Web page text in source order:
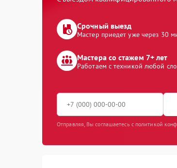
Срочный выезд
Мастер приедет уже через 30
Мастера со стажем 7+ лет
Работаем с техникой любой
Отправляя, Вы соглашаетесь с политикой